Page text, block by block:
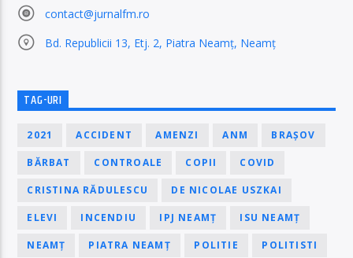
contact@jurnalfm.ro
Bd. Republicii 13, Etj. 2, Piatra Neamț, Neamț
TAG-URI
2021 ACCIDENT AMENZI ANM BRAȘOV
BĂRBAT CONTROALE COPII COVID
CRISTINA RĂDULESCU DE NICOLAE USZKAI
ELEVI INCENDIU IPJ NEAMȚ ISU NEAMȚ
NEAMȚ PIATRA NEAMȚ POLITIE POLITISTI